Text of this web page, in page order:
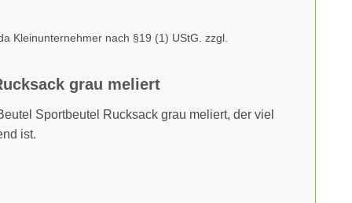
Kleinunternehmer nach §19 (1) UStG. zzgl.
grau meliert
Sportbeutel Rucksack grau meliert, der viel
ist.